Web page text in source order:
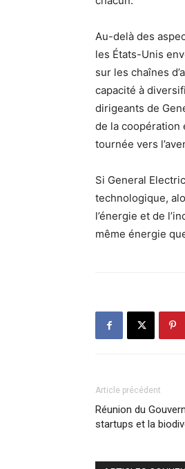
Au-delà des
les États-Unis
sur les chaînes
capacité à
dirigeants de
de la coopération
tournée vers
Si General
technologique,
l’énergie et de
même énergie
Article précédent
Réunion du
startups et la